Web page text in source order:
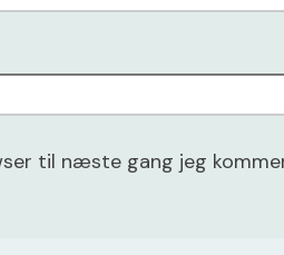
til næste gang jeg